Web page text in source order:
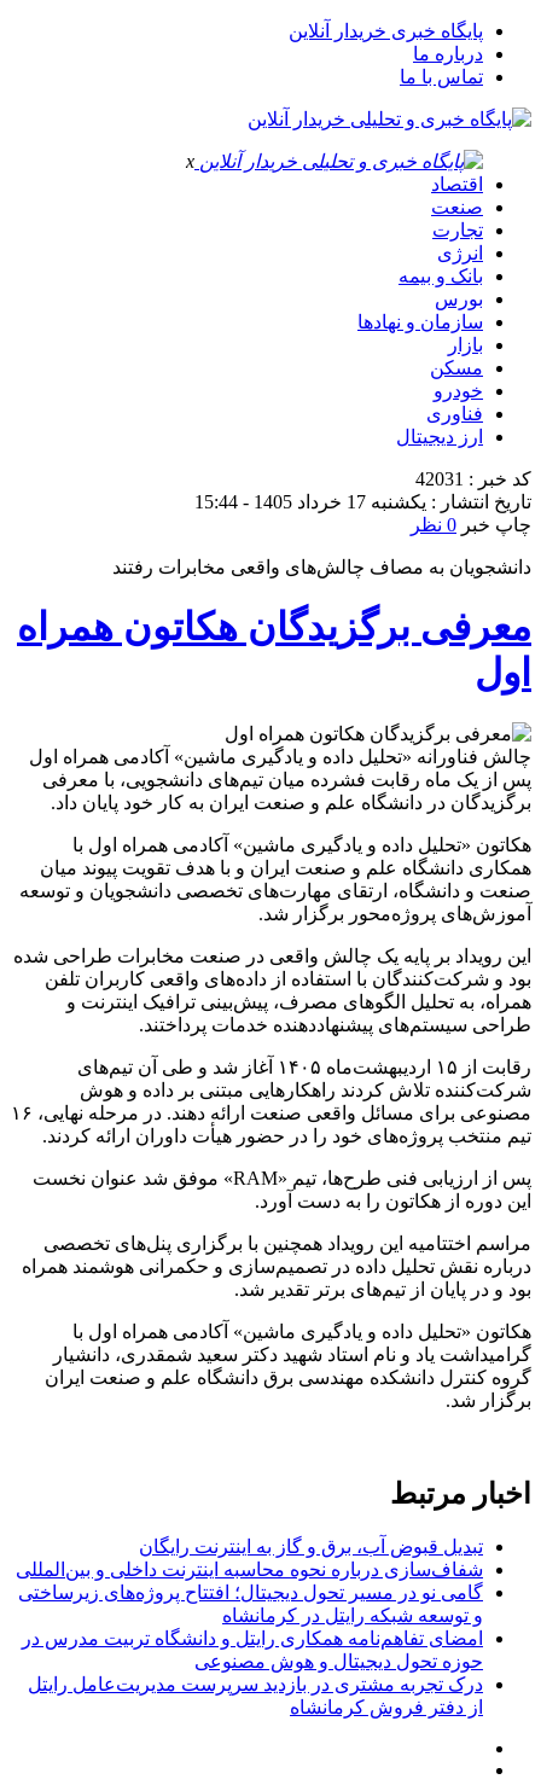
پایگاه خبری خریدار آنلاین
درباره ما
تماس با ما
x
اقتصاد
صنعت
تجارت
انرژی
بانک و بیمه
بورس
سازمان و نهادها
بازار
مسکن
خودرو
فناوری
ارز دیجیتال
کد خبر : 42031
تاریخ انتشار : یکشنبه 17 خرداد 1405 - 15:44
چاپ خبر 0 نظر
دانشجویان به مصاف چالش‌های واقعی مخابرات رفتند
معرفی برگزیدگان هکاتون همراه
اول
چالش فناورانه «تحلیل داده و یادگیری ماشین» آکادمی همراه اول
پس از یک ماه رقابت فشرده میان تیم‌های دانشجویی، با معرفی
برگزیدگان در دانشگاه علم و صنعت ایران به کار خود پایان داد.
هکاتون «تحلیل داده و یادگیری ماشین» آکادمی همراه اول با
همکاری دانشگاه علم و صنعت ایران و با هدف تقویت پیوند میان
صنعت و دانشگاه، ارتقای مهارت‌های تخصصی دانشجویان و توسعه
آموزش‌های پروژه‌محور برگزار شد.
این رویداد بر پایه یک چالش واقعی در صنعت مخابرات طراحی شده
بود و شرکت‌کنندگان با استفاده از داده‌های واقعی کاربران تلفن
همراه، به تحلیل الگوهای مصرف، پیش‌بینی ترافیک اینترنت و
طراحی سیستم‌های پیشنهاددهنده خدمات پرداختند.
رقابت از ۱۵ اردیبهشت‌ماه ۱۴۰۵ آغاز شد و طی آن تیم‌های
شرکت‌کننده تلاش کردند راهکارهایی مبتنی بر داده و هوش
مصنوعی برای مسائل واقعی صنعت ارائه دهند. در مرحله نهایی، ۱۶
تیم منتخب پروژه‌های خود را در حضور هیأت داوران ارائه کردند.
پس از ارزیابی فنی طرح‌ها، تیم «RAM» موفق شد عنوان نخست
این دوره از هکاتون را به دست آورد.
مراسم اختتامیه این رویداد همچنین با برگزاری پنل‌های تخصصی
درباره نقش تحلیل داده در تصمیم‌سازی و حکمرانی هوشمند همراه
بود و در پایان از تیم‌های برتر تقدیر شد.
هکاتون «تحلیل داده و یادگیری ماشین» آکادمی همراه اول با
گرامیداشت یاد و نام استاد شهید دکتر سعید شمقدری، دانشیار
گروه کنترل دانشکده مهندسی برق دانشگاه علم و صنعت ایران
برگزار شد.
اخبار مرتبط
تبدیل قبوض آب، برق و گاز به اینترنت رایگان
شفاف‌سازی درباره نحوه محاسبه اینترنت داخلی و بین‌المللی
گامی نو در مسیر تحول دیجیتال؛ افتتاح پروژه‌های زیرساختی
و توسعه شبکه رایتل در کرمانشاه
امضای تفاهم‌نامه همکاری رایتل و دانشگاه تربیت مدرس در
حوزه تحول دیجیتال و هوش مصنوعی
درک تجربه مشتری در بازدید سرپرست مدیریت‌عامل رایتل
از دفتر فروش کرمانشاه